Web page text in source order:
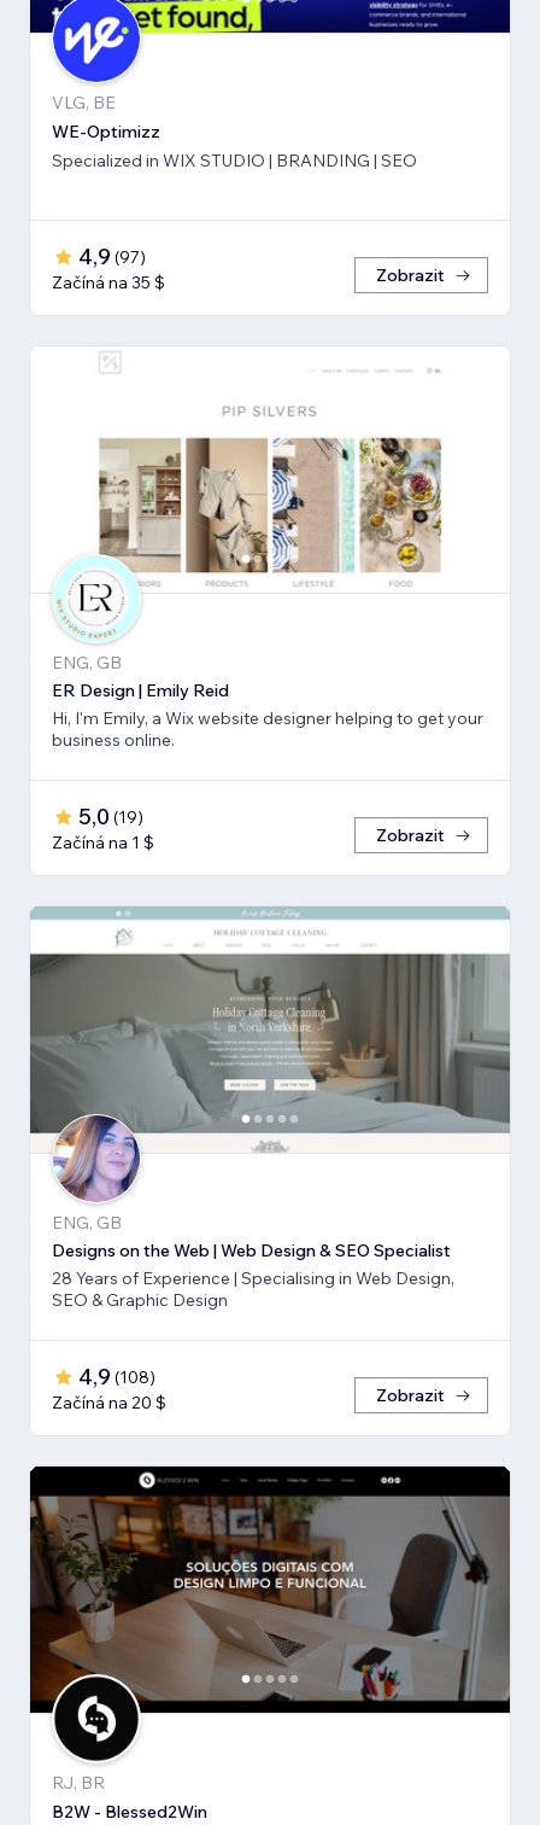
VLG, BE
WE-Optimizz
Specialized in WIX STUDIO | BRANDING | SEO
4,9 (97)
Začíná na 35 $
Zobrazit
ENG, GB
ER Design | Emily Reid
Hi, I'm Emily, a Wix website designer helping to get your
business online.
5,0 (19)
Začíná na 1 $
Zobrazit
ENG, GB
Designs on the Web | Web Design & SEO Specialist
28 Years of Experience | Specialising in Web Design,
SEO & Graphic Design
4,9 (108)
Začíná na 20 $
Zobrazit
RJ, BR
B2W - Blessed2Win